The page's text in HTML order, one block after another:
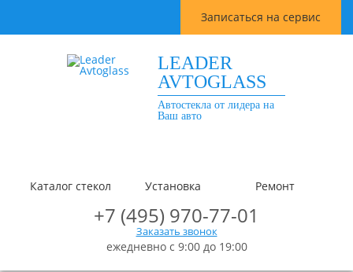
Записаться на сервис
LEADER
AVTOGLASS
Автостекла от лидера на
Ваш авто
Каталог стекол Установка Ремонт
+7 (495) 970-77-01
Заказать звонок
ежедневно с 9:00 до 19:00